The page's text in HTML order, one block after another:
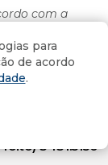
com a
3431.5150
para
de acordo
.